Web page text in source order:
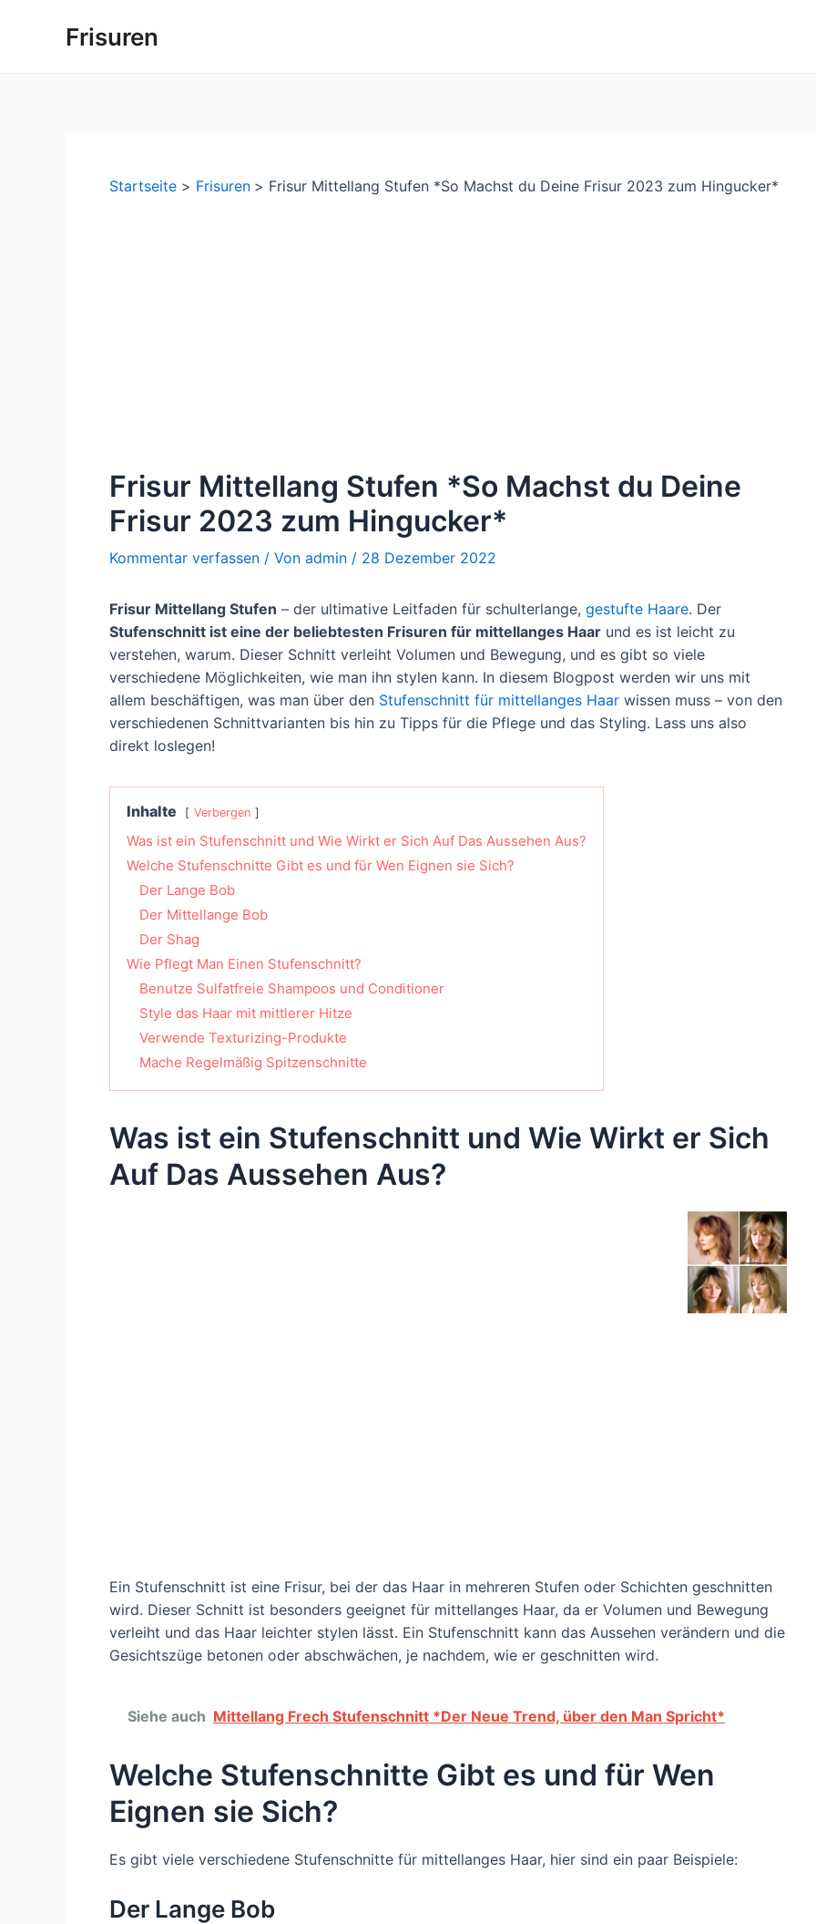
Frisuren
Startseite Frisuren Frisur Mittellang Stufen *So Machst du Deine Frisur 2023 zum Hingucker*
Frisur Mittellang Stufen *So Machst du Deine
Frisur 2023 zum Hingucker*
Kommentar verfassen / Von admin / 28 Dezember 2022
Frisur Mittellang Stufen – der ultimative Leitfaden für schulterlange, gestufte Haare. Der
Stufenschnitt ist eine der beliebtesten Frisuren für mittellanges Haar und es ist leicht zu
verstehen, warum. Dieser Schnitt verleiht Volumen und Bewegung, und es gibt so viele
verschiedene Möglichkeiten, wie man ihn stylen kann. In diesem Blogpost werden wir uns mit
allem beschäftigen, was man über den Stufenschnitt für mittellanges Haar wissen muss – von den
verschiedenen Schnittvarianten bis hin zu Tipps für die Pflege und das Styling. Lass uns also
direkt loslegen!
Inhalte Verbergen
Was ist ein Stufenschnitt und Wie Wirkt er Sich Auf Das Aussehen Aus?
Welche Stufenschnitte Gibt es und für Wen Eignen sie Sich?
Der Lange Bob
Der Mittellange Bob
Der Shag
Wie Pflegt Man Einen Stufenschnitt?
Benutze Sulfatfreie Shampoos und Conditioner
Style das Haar mit mittlerer Hitze
Verwende Texturizing-Produkte
Mache Regelmäßig Spitzenschnitte
Was ist ein Stufenschnitt und Wie Wirkt er Sich
Auf Das Aussehen Aus?
Ein Stufenschnitt ist eine Frisur, bei der das Haar in mehreren Stufen oder Schichten geschnitten
wird. Dieser Schnitt ist besonders geeignet für mittellanges Haar, da er Volumen und Bewegung
verleiht und das Haar leichter stylen lässt. Ein Stufenschnitt kann das Aussehen verändern und die
Gesichtszüge betonen oder abschwächen, je nachdem, wie er geschnitten wird.
Siehe auch Mittellang Frech Stufenschnitt *Der Neue Trend, über den Man Spricht*
Welche Stufenschnitte Gibt es und für Wen
Eignen sie Sich?
Es gibt viele verschiedene Stufenschnitte für mittellanges Haar, hier sind ein paar Beispiele:
Der Lange Bob